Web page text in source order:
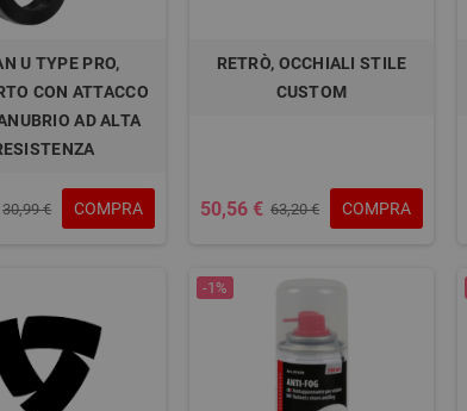
U TYPE PRO,
CON ATTACCO
AD ALTA
30,99 € COMPRA
RETRÒ, OCCHIALI STILE
CUSTOM
50,56 € 63,20 € COMPRA
-1%